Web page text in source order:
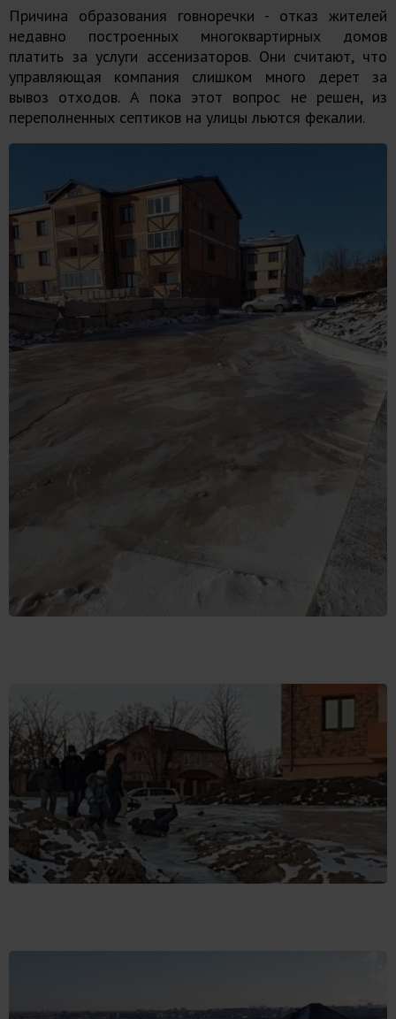
Причина образования говноречки - отказ жителей
недавно построенных многоквартирных домов
платить за услуги ассенизаторов. Они считают, что
управляющая компания слишком много дерет за
вывоз отходов. А пока этот вопрос не решен, из
переполненных септиков на улицы льются фекалии.